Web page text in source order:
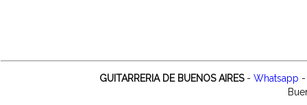
GUITARRERIA DE BUENOS AIRES- Whatsapp